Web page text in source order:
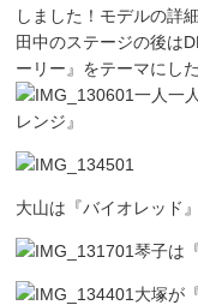
しました！モデルの詳
田中のステージの後は
ーリー』をテーマにし
一人一
レンジ』
大山は『バイオレッド』
琴子は
大塚が